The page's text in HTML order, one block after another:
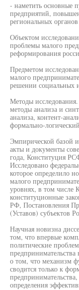
- наметить основные
предприятий,
региональных
Объектом
проблемы малого
реформирования
Предметом
малого
решении социальных
Методы
методы анализа и
анализа, контент-
формально-
Эмпирической базой
акты и документы
года, Конституция
Исследовано
которое определило
малого
уровнях, в том числе
конституционные
РФ, Постановления
(Уставов) субъектов
Научная новизна
том, что впервые
политические
о том, что механизм
сводится только к
определения